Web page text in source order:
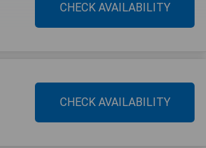
CHECK AVAILABILITY
CHECK AVAILABILITY